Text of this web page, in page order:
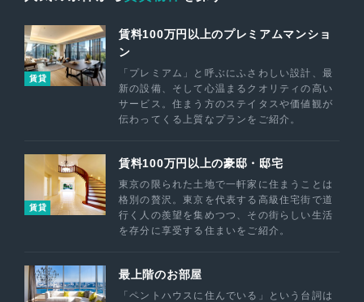
賃貸
賃料100万円以上のプレミアムマンショ
ン
「プレミアム」と呼ぶにふさわしい設計、最
新の設備、そして心温まるクオリティの高い
サービス。住まう方のステイタスや価値観が
伝わってくる上質なプランをご紹介。
賃貸
賃料100万円以上の豪邸・邸宅
東京の限られた土地で一軒家に住まうことは
格別の贅沢。東京を代表する高級住宅街で道
行く人の羨望を集めつつ、その街らしい生活
を存分に享受する住まいをご紹介。
最上階のお部屋
「ペントハウスに住んでいる」という台詞は